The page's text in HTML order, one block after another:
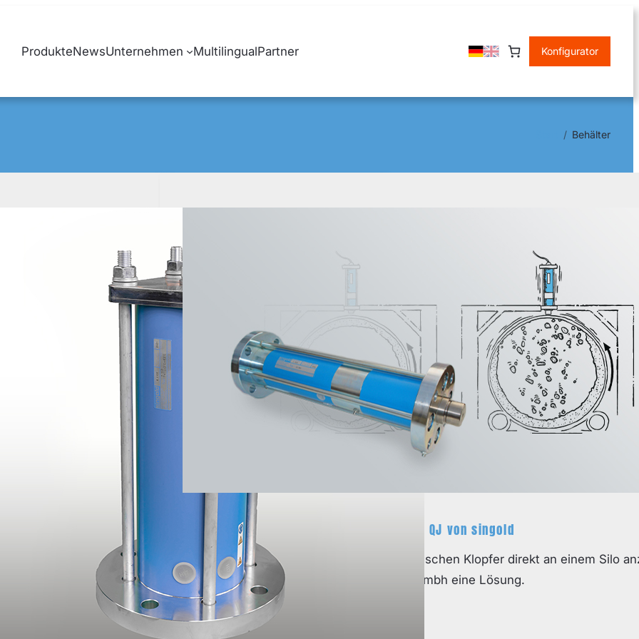
ProdukteNewsUnternehmen MultilingualPartner Konfigurator
Behälter
Mit Abstand effizient: Der Distanz-Klopfer QJ von singold
Wenn es nicht möglich ist, einen pneumatischen Klopfer direkt an einem Silo
Distanzklopfer der singold gerätetechnik gmbh eine Lösung.